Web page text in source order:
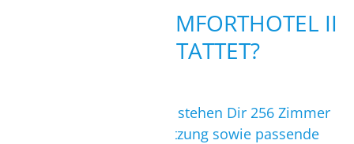
WIE IST DAS KOMFORTHOTEL II
AUSGESTATTET?
In der großzügigen Anlage stehen Dir 256 Zimmer
zur Einzel- oder Doppelnutzung sowie passende